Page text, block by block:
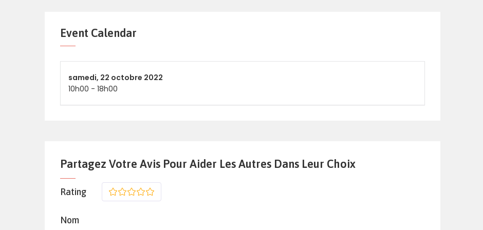
Event Calendar
samedi, 22 octobre 2022
10h00 - 18h00
Partagez Votre Avis Pour Aider Les Autres Dans Leur Choix
Rating 5
4
3
2
Nom